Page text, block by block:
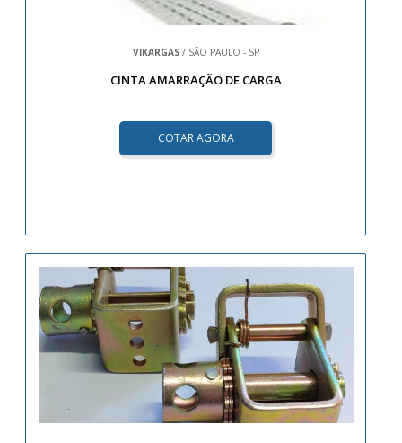
VIKARGAS/ SÃO PAULO - SP
CINTA AMARRAÇÃO DE CARGA
COTAR AGORA